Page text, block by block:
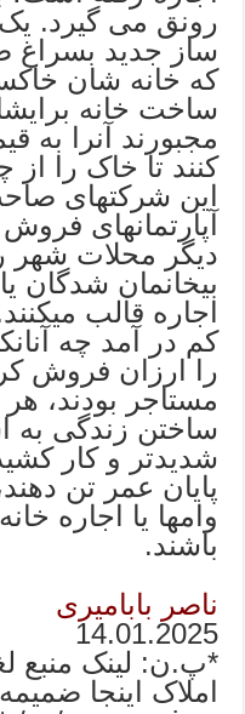
رونق می گیرد.
ساز جدید بسراغ
که خانه شان
ساخت خانه
مجبورند آنرا به
کنند تا خاک را از
این شرکتهای
آپارتمانهای
دیگر محلات شهر
بیخانمان شدگان
اجاره قالب
کم در آمد چه
را ارزان فروش
مستاجر بودند،
ساختن زندگی به
شدیدتر و کار
پایان عمر تن
وامها یا اجاره
باشند.
ناصر بابامیری
14.01.2025
*پ.ن: لینک منبع
املاک اینجا